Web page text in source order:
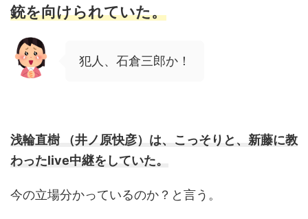
銃を向けられていた。
犯人、石倉三郎か！
浅輪直樹 （井ノ原快彦）は、こっそりと、新藤に教
わったlive中継をしていた。
今の立場分かっているのか？と言う。